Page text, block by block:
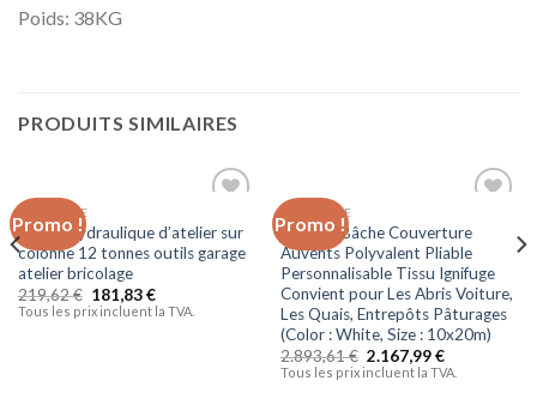
Poids: 38KG
PRODUITS SIMILAIRES
Promo !
à la liste
d’envies
CINTREUSE
Presse hydraulique d’atelier sur
colonne 12 tonnes outils garage
atelier bricolage
219,62€ 181,83€
Tous les prix incluent la TVA.
Promo !
à la liste
d’envies
BRICOLAGE
ZWYSL Bâche Couverture
Auvents Polyvalent Pliable
Personnalisable Tissu Ignifuge
Convient pour Les Abris Voiture,
Les Quais, Entrepôts Pâturages
(Color : White, Size : 10x20m)
2.893,61€ 2.167,99€
Tous les prix incluent la TVA.